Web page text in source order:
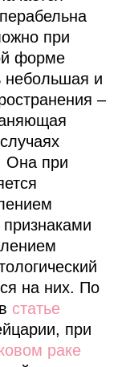
при
форме
небольшая и
–
Она при
на них. По
статье
при
раке